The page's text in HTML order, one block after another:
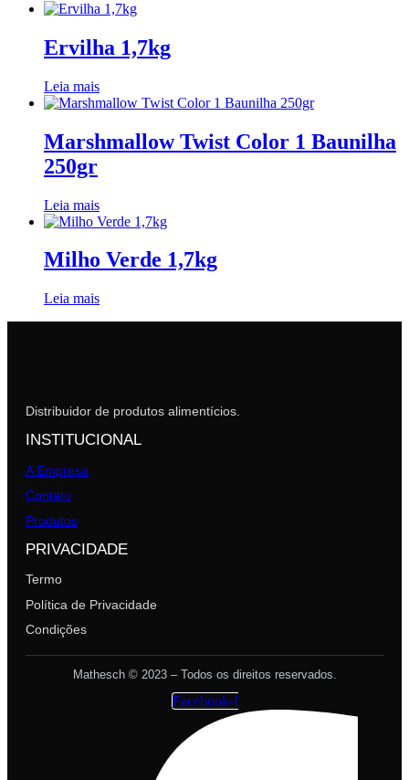
Ervilha 1,7kg
Leia mais
Marshmallow Twist Color 1 Baunilha
250gr
Leia mais
Milho Verde 1,7kg
Leia mais
Distribuidor de produtos alimentícios.
INSTITUCIONAL
A Empresa
Contato
Produtos
PRIVACIDADE
Termo
Política de Privacidade
Condições
Mathesch © 2023 – Todos os direitos reservados.
Facebook-f